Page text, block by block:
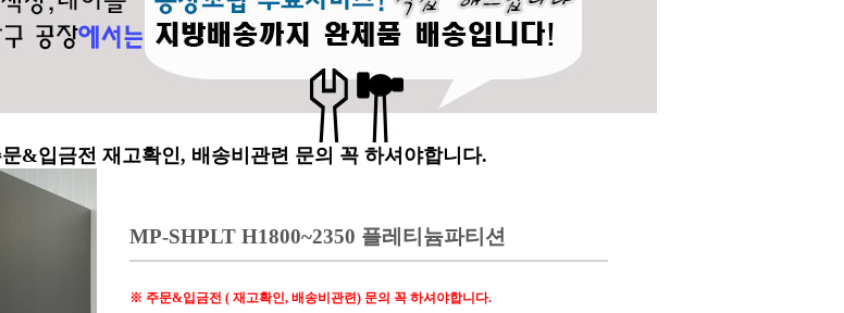
&입금전 재고확인, 배송비관련 문의 꼭 하셔야합니다.
MP-SHPLT H1800~2350 플레티늄파티션
※ 주문&입금전 ( 재고확인, 배송비관련) 문의 꼭 하셔야합니다.